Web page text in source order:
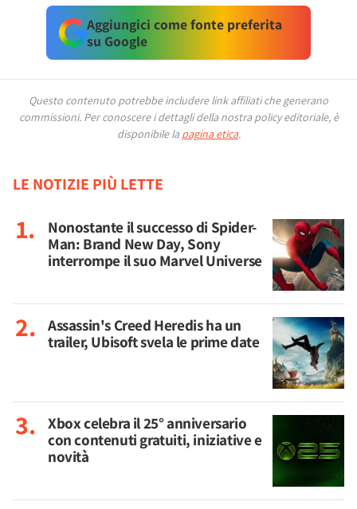
Aggiungici come fonte preferita
su Google
Questo contenuto potrebbe includere link affiliati che generano
commissioni. Per conoscere i dettagli della nostra policy editoriale, è
disponibile la pagina etica.
LE NOTIZIE PIÙ LETTE
Nonostante il successo di Spider-
Man: Brand New Day, Sony
interrompe il suo Marvel Universe
Assassin's Creed Heredis ha un
trailer, Ubisoft svela le prime date
Xbox celebra il 25° anniversario
con contenuti gratuiti, iniziative e
novità